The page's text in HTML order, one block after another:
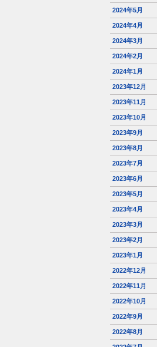
2024年5月
2024年4月
2024年3月
2024年2月
2024年1月
2023年12月
2023年11月
2023年10月
2023年9月
2023年8月
2023年7月
2023年6月
2023年5月
2023年4月
2023年3月
2023年2月
2023年1月
2022年12月
2022年11月
2022年10月
2022年9月
2022年8月